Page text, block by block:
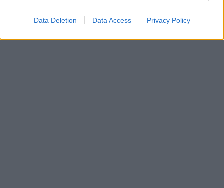
Data Deletion Data Access Privacy Policy